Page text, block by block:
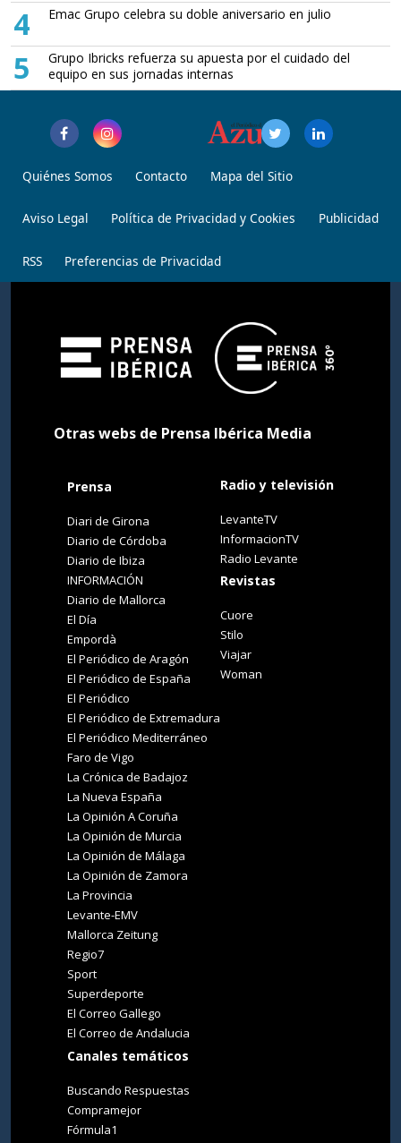
4 Emac Grupo celebra su doble aniversario en julio
5
Grupo Ibricks refuerza su apuesta por el cuidado del
equipo en sus jornadas internas
Quiénes Somos Contacto Mapa del Sitio
Aviso Legal Política de Privacidad y Cookies Publicidad
RSS Preferencias de Privacidad
Otras webs de Prensa Ibérica Media
Prensa
Diari de Girona
Diario de Córdoba
Diario de Ibiza
INFORMACIÓN
Diario de Mallorca
El Día
Empordà
El Periódico de Aragón
El Periódico de España
El Periódico
El Periódico de Extremadura
El Periódico Mediterráneo
Faro de Vigo
La Crónica de Badajoz
La Nueva España
La Opinión A Coruña
La Opinión de Murcia
La Opinión de Málaga
La Opinión de Zamora
La Provincia
Levante-EMV
Mallorca Zeitung
Regio7
Sport
Superdeporte
El Correo Gallego
El Correo de Andalucia
Canales temáticos
Buscando Respuestas
Compramejor
Fórmula1
Radio y televisión
LevanteTV
InformacionTV
Radio Levante
Revistas
Cuore
Stilo
Viajar
Woman